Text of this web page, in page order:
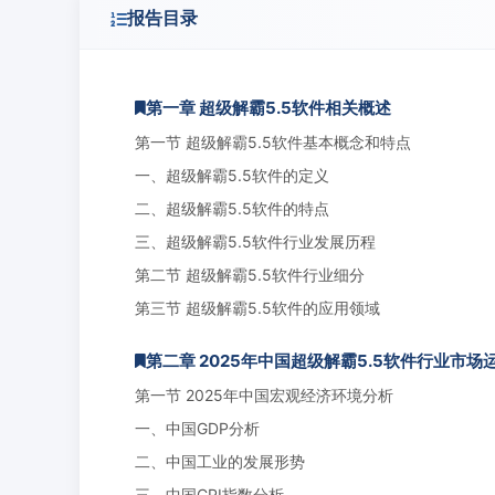
报告目录
第一章 超级解霸5.5软件相关概述
第一节 超级解霸5.5软件基本概念和特点
一、超级解霸5.5软件的定义
二、超级解霸5.5软件的特点
三、超级解霸5.5软件行业发展历程
第二节 超级解霸5.5软件行业细分
第三节 超级解霸5.5软件的应用领域
第二章 2025年中国超级解霸5.5软件行业市场
第一节 2025年中国宏观经济环境分析
一、中国GDP分析
二、中国工业的发展形势